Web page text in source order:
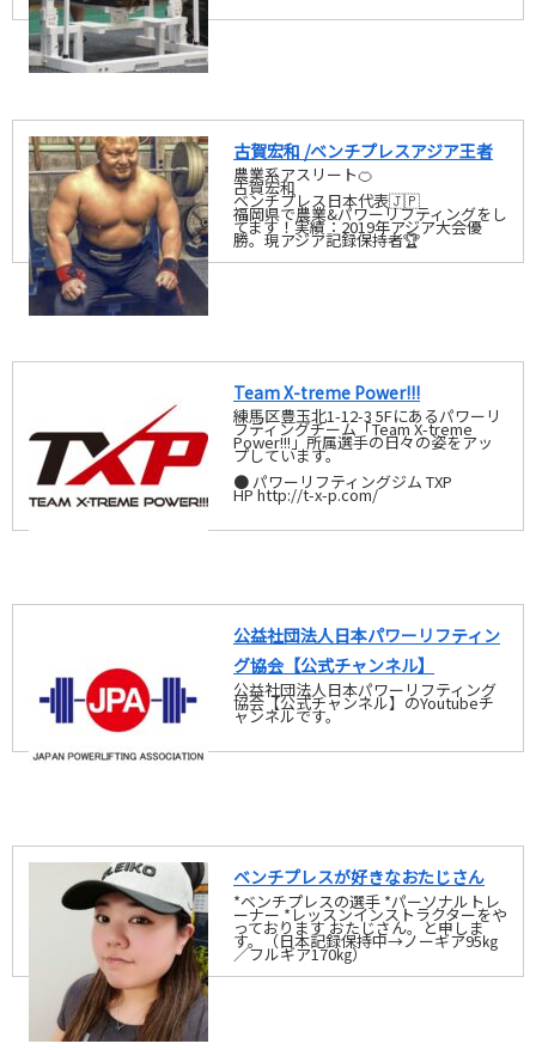
古賀宏和 /ベンチプレスアジア王者
農業系アスリート🍊
古賀宏和
ベンチプレス日本代表🇯🇵
福岡県で農業&パワーリフティングをし
てます！実績：2019年アジア大会優
勝。現アジア記録保持者🏆
Team X-treme Power!!!
練馬区豊玉北1-12-3 5Fにあるパワーリ
フティングチーム「Team X-treme
Power!!!」所属選手の日々の姿をアッ
プしています。
● パワーリフティングジム TXP
HP http://t-x-p.com/
公益社団法人日本パワーリフティン
グ協会【公式チャンネル】
公益社団法人日本パワーリフティング
協会【公式チャンネル】のYoutubeチ
ャンネルです。
ベンチプレスが好きなおたじさん
*ベンチプレスの選手 *パーソナルトレ
ーナー *レッスンインストラクターをや
っております おたじさん。と申しま
す。（日本記録保持中→ノーギア95㎏
／フルギア170㎏）